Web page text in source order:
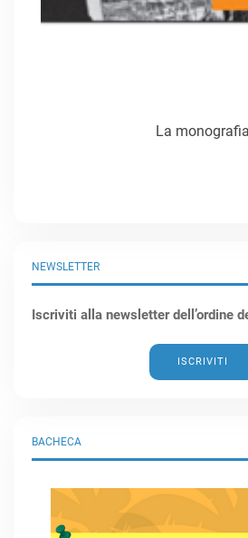
BACHECA
NEWSLETTER
Iscriviti alla newsletter dell’ordine
ISCRIVITI
La monografia